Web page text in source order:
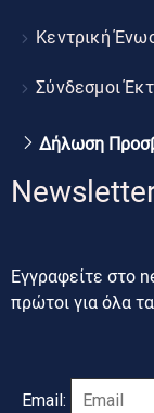
Κεντρική
Σύνδεσμοι
Δήλωση
Εγγραφείτε στο
πρώτοι για όλα
Email: